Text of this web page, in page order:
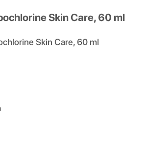
Skin Care, 60 ml